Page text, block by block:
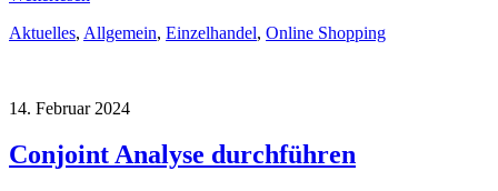
Aktuelles, Allgemein, Einzelhandel, Online Shopping
14. Februar 2024
Conjoint Analyse durchführen